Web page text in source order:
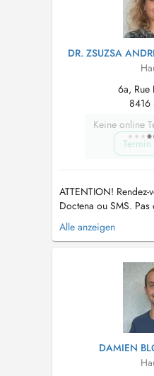
DR. ZSUZSA
6a, Rue
8416
Keine online
ATTENTION!
Doctena ou SMS.
s.v.p. PARKING: Vous
parking autour des
pied sur la zone
bâtiments durant 50 m.
Alle anzeigen
DAMIEN